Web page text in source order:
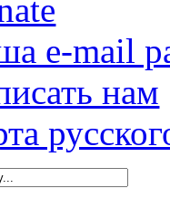
e-mail
нам